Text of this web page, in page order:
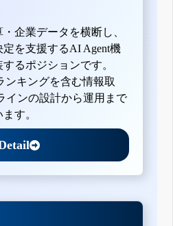
企業データを横断し、
を支援するAI Agent機
るポジションです。
ンキングを含む情報取
インの設計から運用まで
す。